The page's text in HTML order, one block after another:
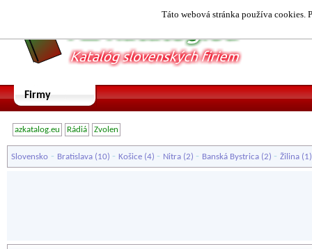
Táto webová stránka používa cookies.
Firmy
azkatalog.eu Rádiá Zvolen
Slovensko - Bratislava (10) - Košice (4) - Nitra (2) - Banská Bystrica (2) - Žilina